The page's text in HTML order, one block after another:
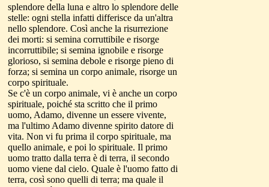
splendore della luna e altro lo splendore delle
stelle: ogni stella infatti differisce da un'altra
nello splendore. Così anche la risurrezione
dei morti: si semina corruttibile e risorge
incorruttibile; si semina ignobile e risorge
glorioso, si semina debole e risorge pieno di
forza; si semina un corpo animale, risorge un
corpo spirituale.
Se c'è un corpo animale, vi è anche un corpo
spirituale, poiché sta scritto che il primo
uomo, Adamo, divenne un essere vivente,
ma l'ultimo Adamo divenne spirito datore di
vita. Non vi fu prima il corpo spirituale, ma
quello animale, e poi lo spirituale. Il primo
uomo tratto dalla terra è di terra, il secondo
uomo viene dal cielo. Quale è l'uomo fatto di
terra, così sono quelli di terra; ma quale il